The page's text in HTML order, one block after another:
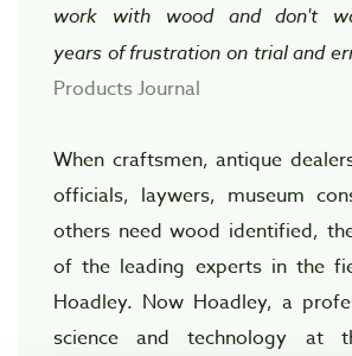
work with wood and don't
years of frustration on trial and
Products Journal
When craftsmen, antique
officials, laywers, museum
others need wood identified,
of the leading experts in the
Hoadley. Now Hoadley, a
science and technology at